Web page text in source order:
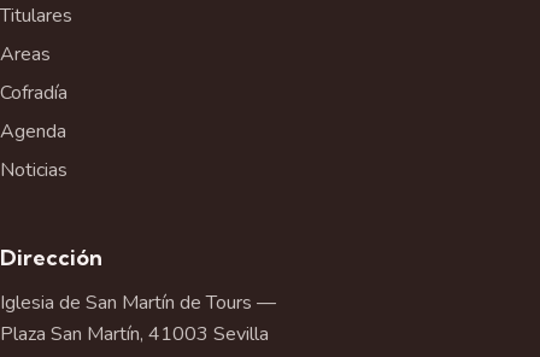
Titulares
Areas
Cofradía
Agenda
Noticias
Dirección
Iglesia de San Martín de Tours —
Plaza San Martín, 41003 Sevilla